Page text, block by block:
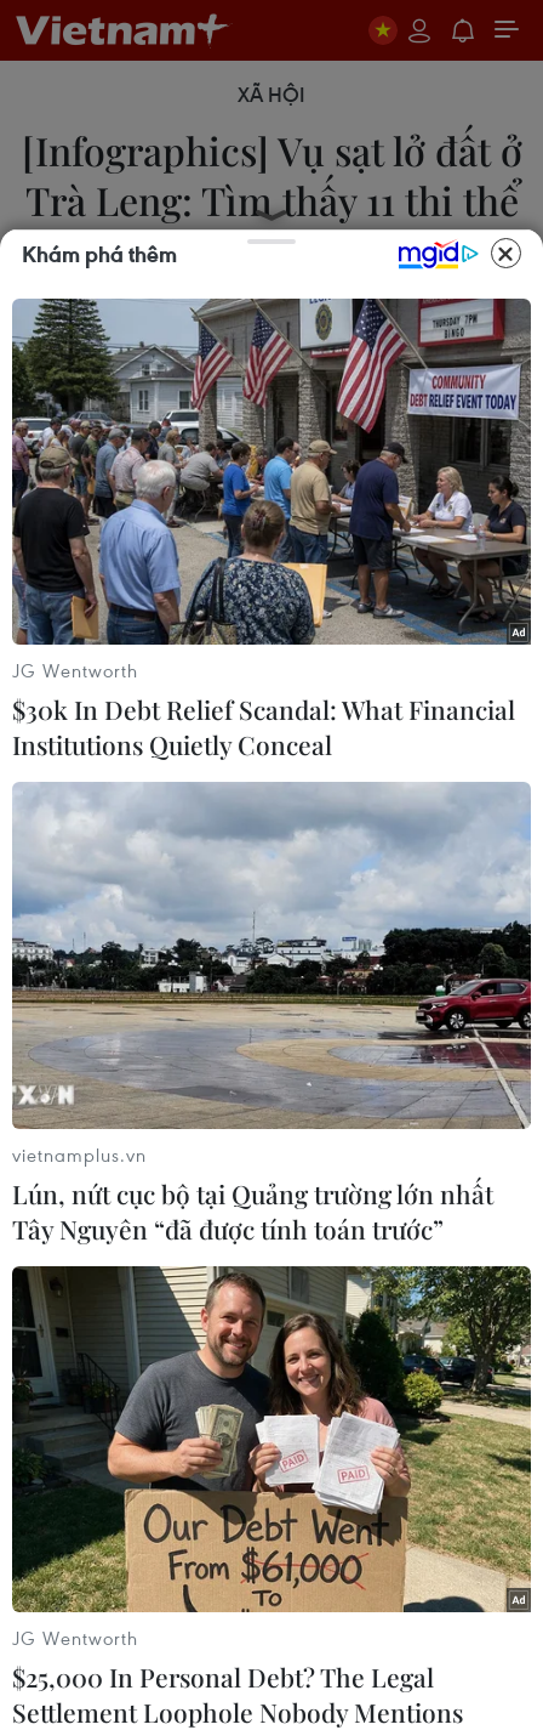
XÃ HỘI
[Infographics] Vụ sạt lở đất ở
Trà Leng: Tìm thấy 11 thi thể
nạn nhân
29/10/2020 03:06
Tối 28/10, tại thôn 1, xã Trà Leng, huyện Nam Trà
My, tỉnh Quảng Nam xảy ra vụ sạt lở đất khiến 53
người bị vùi lấp; hiện đã tìm thấy thi thể 11 nạn
nhân.
(Nhấp chuột để xem kích thước chuẩn)
Khám phá thêm
JG Wentworth
$30k In Debt Relief Scandal: What Financial
Institutions Quietly Conceal
vietnamplus.vn
Lún, nứt cục bộ tại Quảng trường lớn nhất
Tây Nguyên “đã được tính toán trước”
JG Wentworth
$25,000 In Personal Debt? The Legal
Settlement Loophole Nobody Mentions